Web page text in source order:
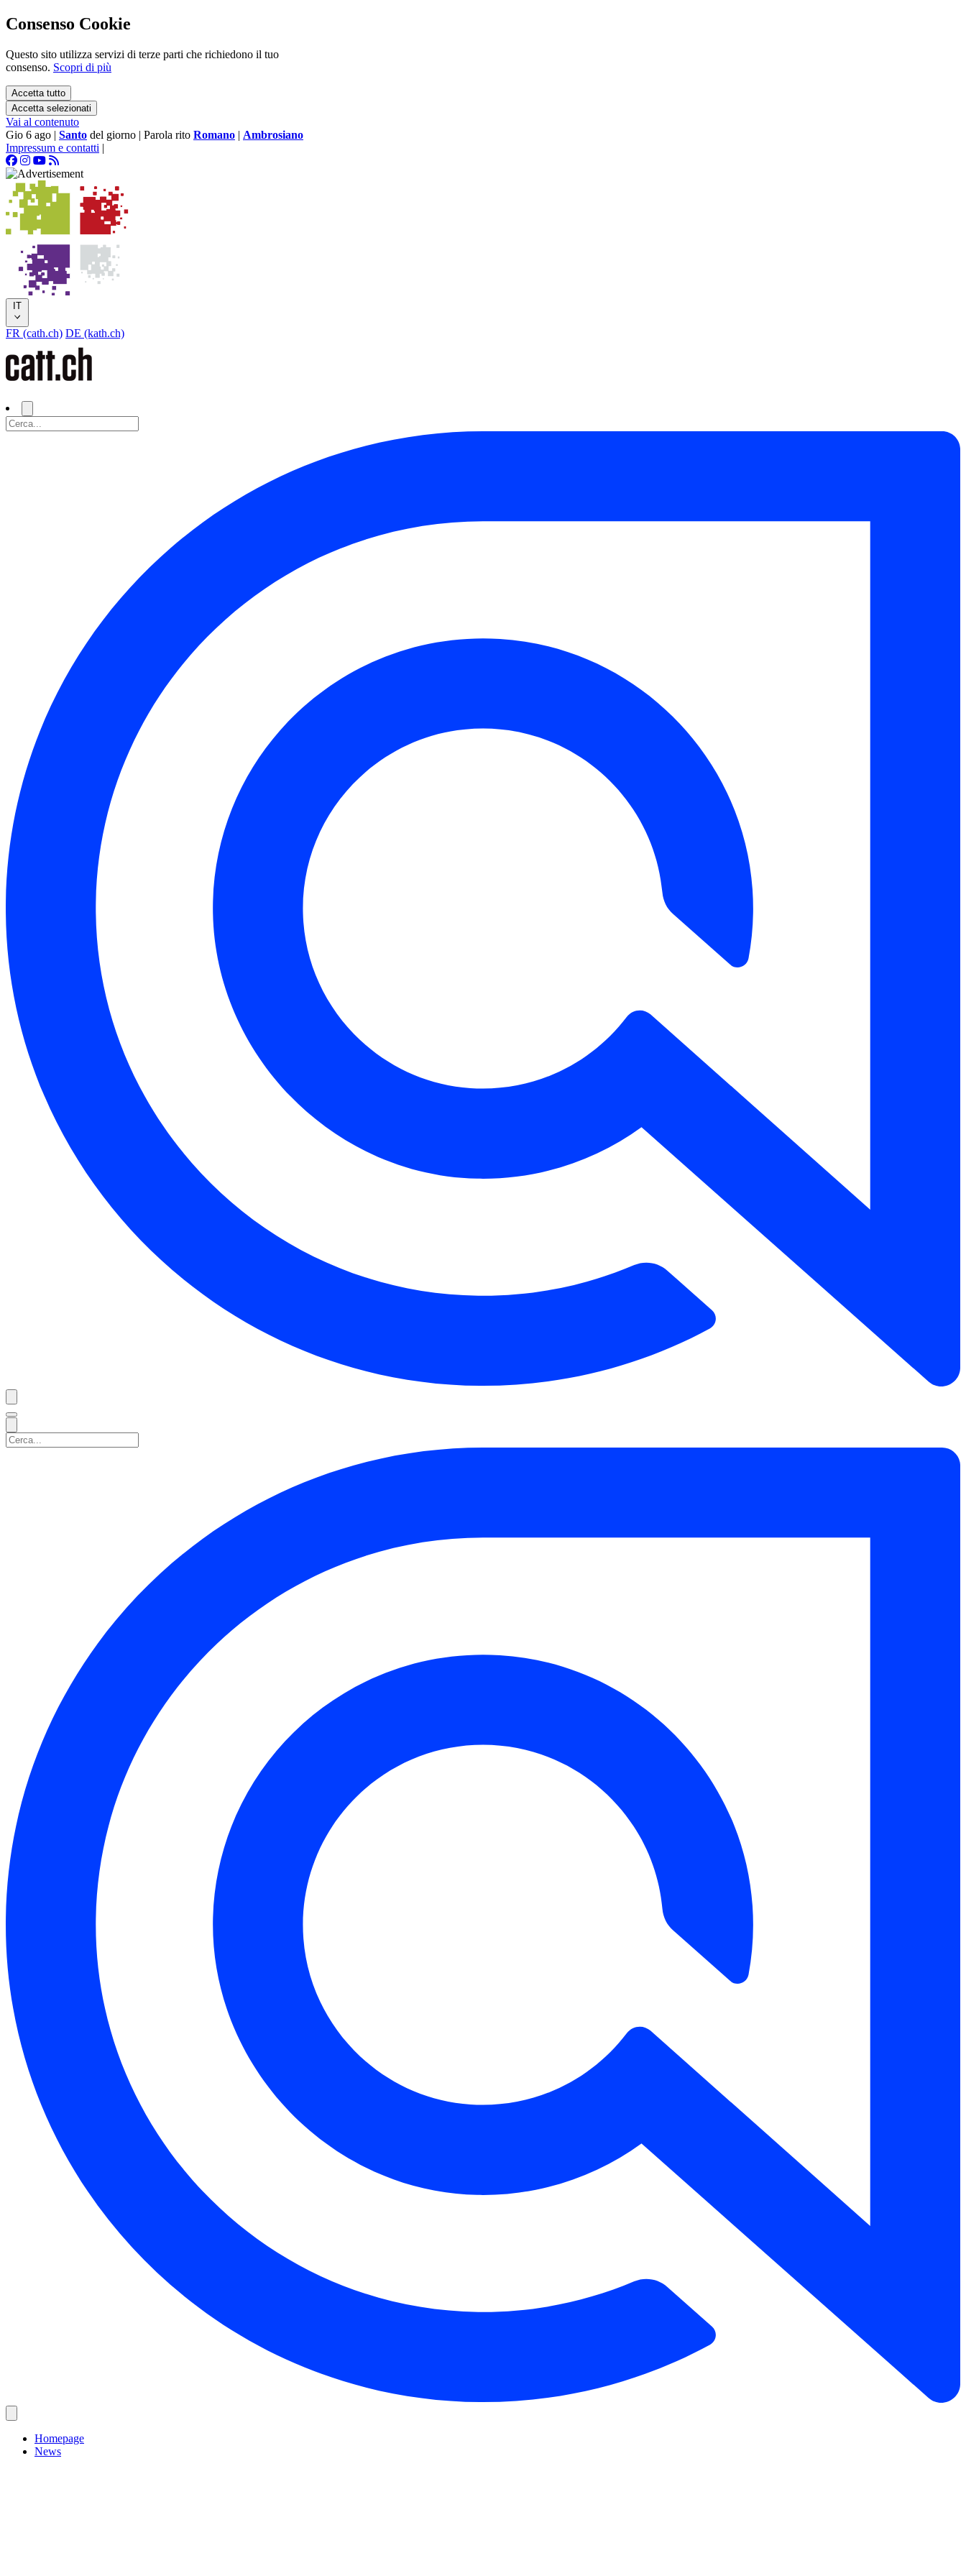
Consenso Cookie
Questo sito utilizza servizi di terze parti che richiedono il tuo
consenso. Scopri di più
Accetta tutto
Accetta selezionati
Vai al contenuto
Gio 6 ago | Santo del giorno | Parola rito Romano | Ambrosiano
Impressum e contatti |
IT
FR (cath.ch) DE (kath.ch)
Homepage
News